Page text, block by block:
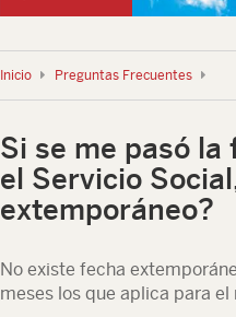
Inicio Preguntas Frecuentes
Si se me pasó
el Servicio
extemporáneo?
No existe fecha
meses los que aplica para